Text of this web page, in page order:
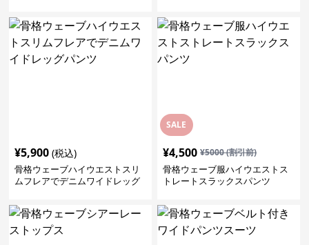
¥5,900 (税込)
骨格ウェーブハイウエストスリ
ムフレアでデニムワイドレッグ
SALE
¥4,500 ¥5000(割引前)
骨格ウェーブ服ハイウエストス
トレートスラックスパンツ